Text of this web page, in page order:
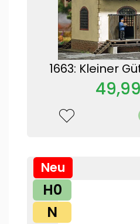
1663: Kleiner
H0
N
Neu